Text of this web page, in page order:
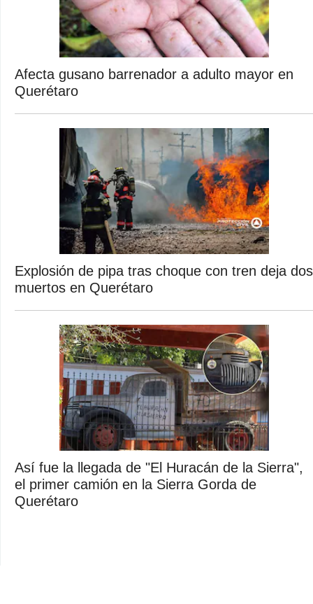
Afecta gusano barrenador a adulto mayor en
Querétaro
Explosión de pipa tras choque con tren deja dos
muertos en Querétaro
Así fue la llegada de "El Huracán de la Sierra",
el primer camión en la Sierra Gorda de
Querétaro